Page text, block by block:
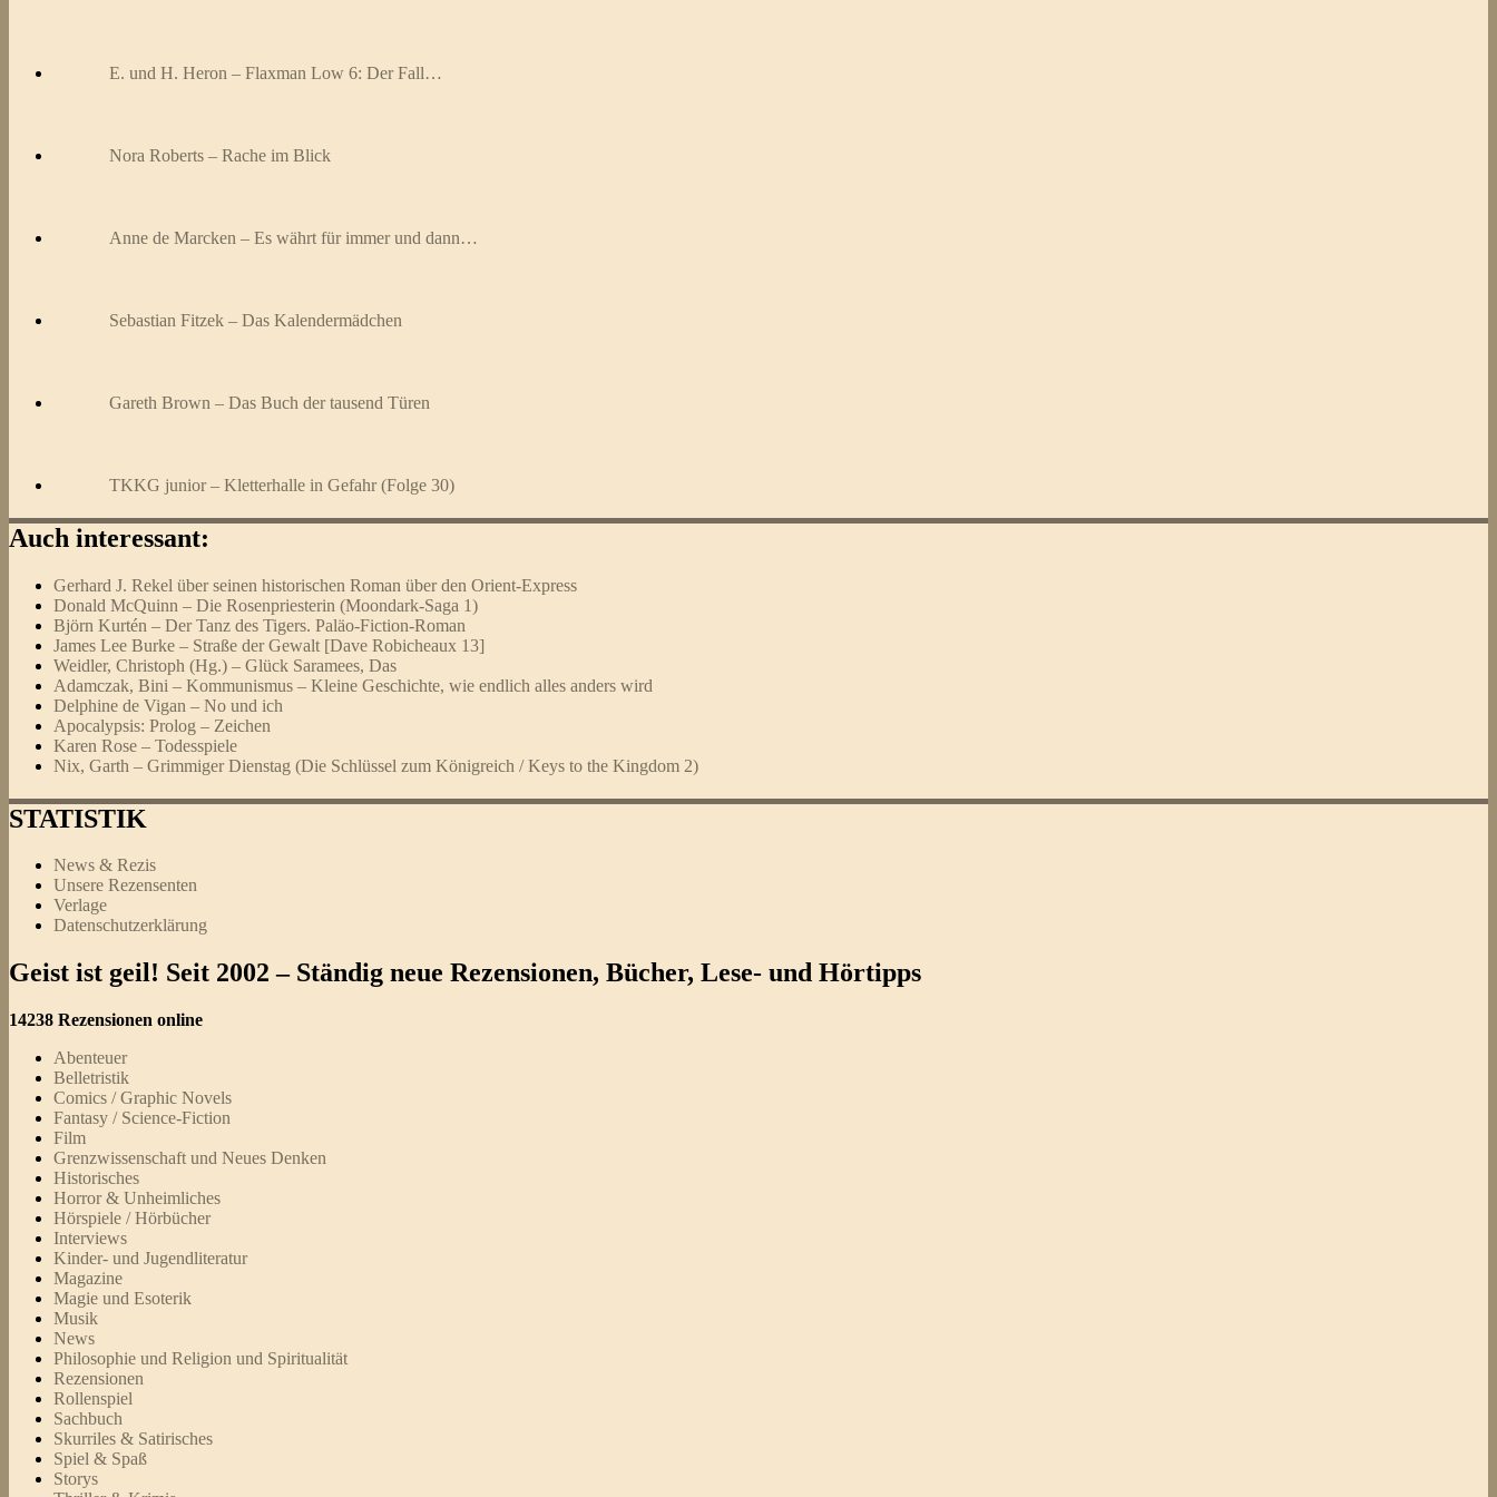
E. und H. Heron – Flaxman Low 6: Der Fall…
Nora Roberts – Rache im Blick
Anne de Marcken – Es währt für immer und dann…
Sebastian Fitzek – Das Kalendermädchen
Gareth Brown – Das Buch der tausend Türen
TKKG junior – Kletterhalle in Gefahr (Folge 30)
Auch interessant:
Gerhard J. Rekel über seinen historischen Roman über den Orient-Express
Donald McQuinn – Die Rosenpriesterin (Moondark-Saga 1)
Björn Kurtén – Der Tanz des Tigers. Paläo-Fiction-Roman
James Lee Burke – Straße der Gewalt [Dave Robicheaux 13]
Weidler, Christoph (Hg.) – Glück Saramees, Das
Adamczak, Bini – Kommunismus – Kleine Geschichte, wie endlich alles anders wird
Delphine de Vigan – No und ich
Apocalypsis: Prolog – Zeichen
Karen Rose – Todesspiele
Nix, Garth – Grimmiger Dienstag (Die Schlüssel zum Königreich / Keys to the Kingdom 2)
STATISTIK
News & Rezis
Unsere Rezensenten
Verlage
Datenschutzerklärung
Geist ist geil! Seit 2002 – Ständig neue Rezensionen, Bücher, Lese- und Hörtipps
14238 Rezensionen online
Abenteuer
Belletristik
Comics / Graphic Novels
Fantasy / Science-Fiction
Film
Grenzwissenschaft und Neues Denken
Historisches
Horror & Unheimliches
Hörspiele / Hörbücher
Interviews
Kinder- und Jugendliteratur
Magazine
Magie und Esoterik
Musik
News
Philosophie und Religion und Spiritualität
Rezensionen
Rollenspiel
Sachbuch
Skurriles & Satirisches
Spiel & Spaß
Storys